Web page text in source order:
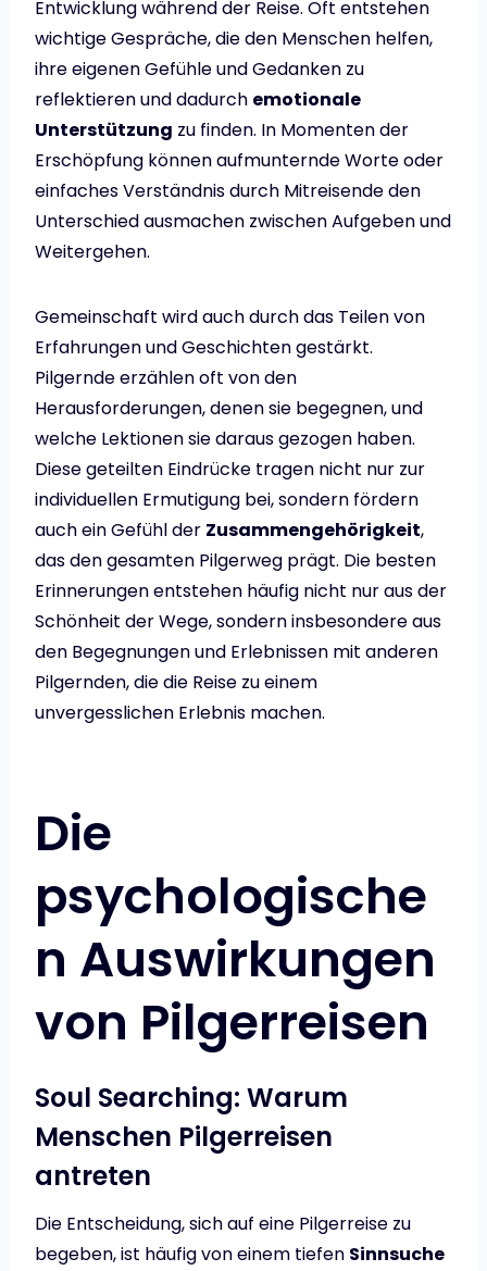
Entwicklung während der Reise. Oft entstehen
wichtige Gespräche, die den Menschen helfen,
ihre eigenen Gefühle und Gedanken zu
reflektieren und dadurch emotionale
Unterstützung zu finden. In Momenten der
Erschöpfung können aufmunternde Worte oder
einfaches Verständnis durch Mitreisende den
Unterschied ausmachen zwischen Aufgeben und
Weitergehen.
Gemeinschaft wird auch durch das Teilen von
Erfahrungen und Geschichten gestärkt.
Pilgernde erzählen oft von den
Herausforderungen, denen sie begegnen, und
welche Lektionen sie daraus gezogen haben.
Diese geteilten Eindrücke tragen nicht nur zur
individuellen Ermutigung bei, sondern fördern
auch ein Gefühl der Zusammengehörigkeit,
das den gesamten Pilgerweg prägt. Die besten
Erinnerungen entstehen häufig nicht nur aus der
Schönheit der Wege, sondern insbesondere aus
den Begegnungen und Erlebnissen mit anderen
Pilgernden, die die Reise zu einem
unvergesslichen Erlebnis machen.
Die
psychologische
n Auswirkungen
von Pilgerreisen
Soul Searching: Warum
Menschen Pilgerreisen
antreten
Die Entscheidung, sich auf eine Pilgerreise zu
begeben, ist häufig von einem tiefen Sinnsuche